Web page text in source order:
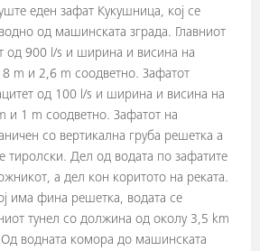
еден зафат Кукушница, кој се
од машинската зграда. Главниот
од 900 l/s и ширина и висина на
m и 2,6 m соодветно. Зафатот
од 100 l/s и ширина и висина на
и 1 m соодветно. Зафатот на
со вертикална груба решетка а
тиролски. Дел од водата по зафатите
а дел кон коритото на реката.
има фина решетка, водата се
тунел со должина од околу 3,5 km
водната комора до машинската